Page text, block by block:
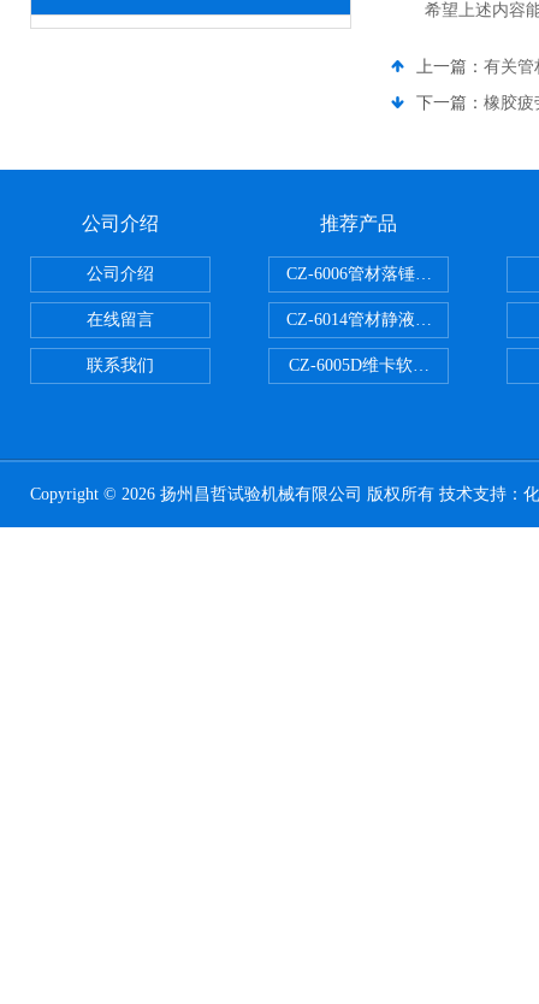
希望上述内容能
上一篇： 有关管
下一篇： 橡胶疲
公司介绍
公司介绍
在线留言
联系我们
推荐产品
CZ-6006管材落锤冲击试验机
CZ-6014管材静液压爆破试验机
CZ-6005D维卡软化点温度测定仪
Copyright © 2026 扬州昌哲试验机械有限公司 版权所有 技术支持：